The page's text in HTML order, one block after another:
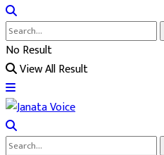
No Result
View All Result